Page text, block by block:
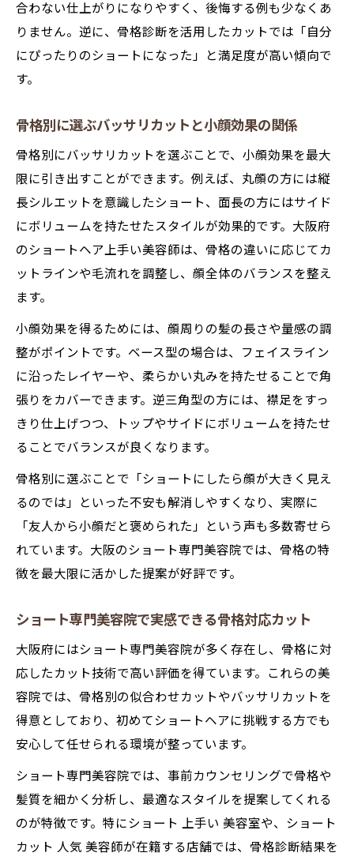
合わない仕上がりになりやすく、後悔する例も少なくあ
りません。逆に、骨格診断を活用したカットでは「自分
にぴったりのショートになった」と満足度が高い傾向で
す。
骨格別に選ぶバッサリカットと小顔効果の関係
骨格別にバッサリカットを選ぶことで、小顔効果を最大
限に引き出すことができます。例えば、丸顔の方には縦
長シルエットを意識したショート、面長の方にはサイド
にボリュームを持たせたスタイルが効果的です。大阪府
のショートヘア上手い美容師は、骨格の違いに応じてカ
ットラインや毛流れを調整し、顔全体のバランスを整え
ます。
小顔効果を得るためには、顔周りの髪の長さや量感の調
整がポイントです。ベース型の場合は、フェイスライン
に沿ったレイヤーや、柔らかい丸みを持たせることで角
張りをカバーできます。逆三角型の方には、襟足をすっ
きり仕上げつつ、トップやサイドにボリュームを持たせ
ることでバランスが良くなります。
骨格別に選ぶことで「ショートにしたら顔が大きく見え
るのでは」といった不安も解消しやすくなり、実際に
「友人から小顔だと褒められた」という声も多数寄せら
れています。大阪のショート専門美容院では、骨格の特
徴を最大限に活かした提案が好評です。
ショート専門美容院で実感できる骨格対応カット
大阪府にはショート専門美容院が多く存在し、骨格に対
応したカット技術で高い評価を得ています。これらの美
容院では、骨格別の似合わせカットやバッサリカットを
得意としており、初めてショートヘアに挑戦する方でも
安心して任せられる環境が整っています。
ショート専門美容院では、事前カウンセリングで骨格や
髪質を細かく分析し、最適なスタイルを提案してくれる
のが特徴です。特にショート 上手い 美容室や、ショート
カット 人気 美容師が在籍する店舗では、骨格診断結果を